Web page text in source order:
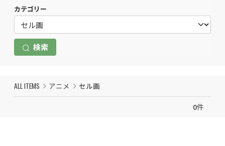
カテゴリー
検索
ALL ITEMS アニメ セル画
0件